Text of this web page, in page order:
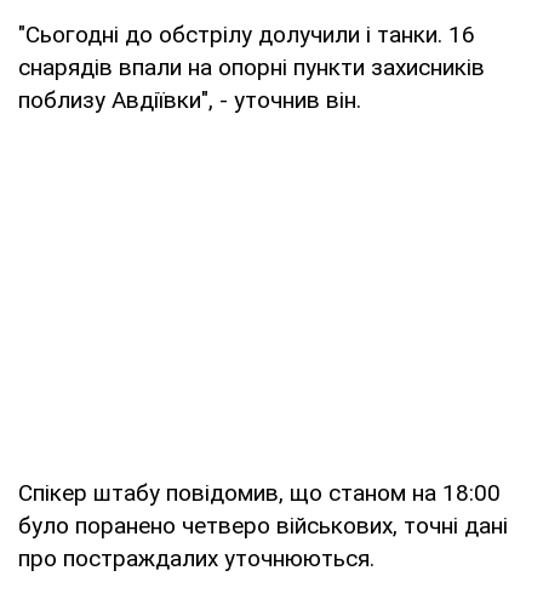
"Сьогодні до обстрілу долучили і танки. 16
снарядів впали на опорні пункти захисників
поблизу Авдіївки", - уточнив він.
Спікер штабу повідомив, що станом на 18:00
було поранено четверо військових, точні дані
про постраждалих уточнюються.